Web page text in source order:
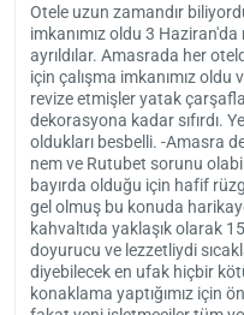
Otele uzun zamandır
imkanımız oldu 3
ayrıldılar. Amasrada her
için çalışma imkanımız
revize etmişler yatak
dekorasyona kadar sıfırdı.
oldukları besbelli. -Amasra
nem ve Rutubet sorunu
bayırda olduğu için hafif
gel olmuş bu konuda
kahvaltıda yaklaşık olarak
doyurucu ve lezzetliydi
diyebilecek en ufak hiçbir
konaklama yaptığımız için